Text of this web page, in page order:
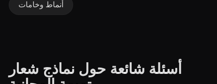
أنماط وخامات
أسئلة شائعة حول نماذج شعار